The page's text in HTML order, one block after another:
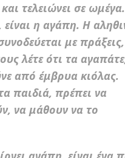
τελειώνει σε
είναι η αγάπη. Η
με πράξεις,
λέτε ότι τα
από έμβρυα κιόλας.
παιδιά, πρέπει να
να μάθουν να το